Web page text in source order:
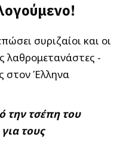
την τσέπη του
τους